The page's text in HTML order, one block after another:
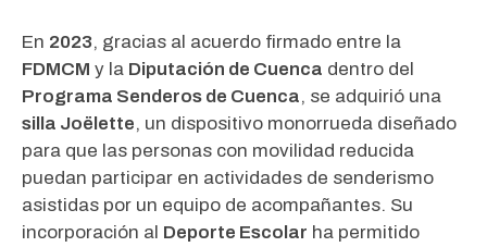
En 2023, gracias al acuerdo firmado entre la
FDMCM y la Diputación de Cuenca dentro del
Programa Senderos de Cuenca, se adquirió una
silla Joëlette, un dispositivo monorrueda diseñado
para que las personas con movilidad reducida
puedan participar en actividades de senderismo
asistidas por un equipo de acompañantes. Su
incorporación al Deporte Escolar ha permitido